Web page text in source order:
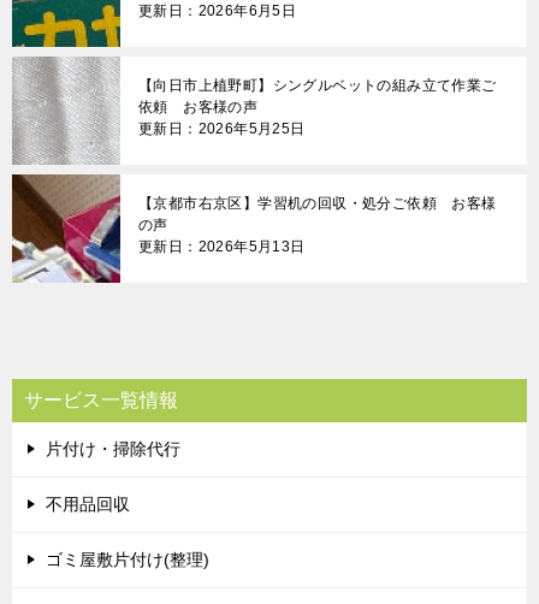
更新日：2026年6月5日
【向日市上植野町】シングルベットの組み立て作業ご
依頼 お客様の声
更新日：2026年5月25日
【京都市右京区】学習机の回収・処分ご依頼 お客様
の声
更新日：2026年5月13日
サービス一覧情報
片付け・掃除代行
不用品回収
ゴミ屋敷片付け(整理)